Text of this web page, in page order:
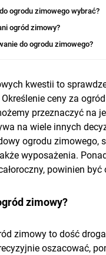
ogrodu zimowego wybrać?
ogród zimowy?
do ogrodu zimowego?
kwestii to
ceny za
przeznaczyć na
na wiele innych
ogrodu zimowego,
wyposażenia.
powinien być
zimowy?
zimowy to dość
oszacować,